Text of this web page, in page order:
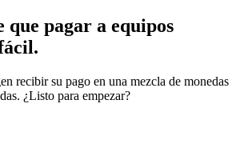
que pagar a equipos
recibir su pago en una mezcla de monedas
¿Listo para empezar?